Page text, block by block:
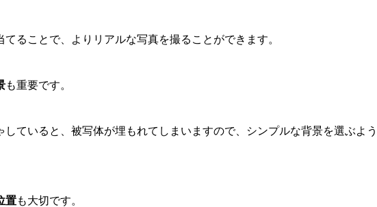
ることで、よりリアルな写真を撮ることができます。
も重要です。
していると、被写体が埋もれてしまいますので、シンプルな背景を選ぶよう
置も大切です。